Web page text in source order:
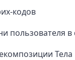
кодов
пользователя в
Тела